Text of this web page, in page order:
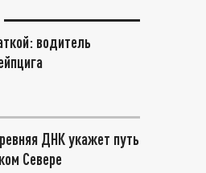
водитель
ДНК укажет путь
Севере